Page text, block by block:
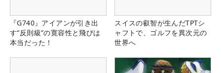
『G740』アイアンが引き出
す“反則級”の寛容性と飛びは
本当だった！
スイスの叡智が生んだTPTシ
ャフトで、ゴルフを異次元の
世界へ